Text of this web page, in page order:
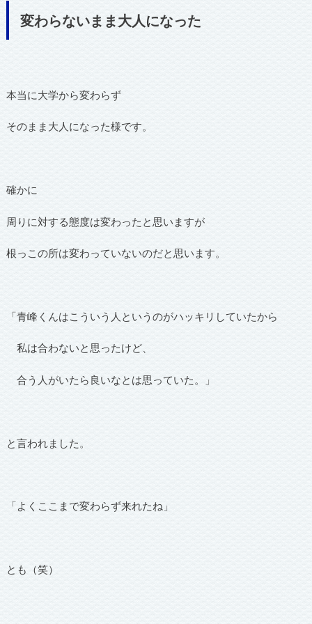
変わらないまま大人になった
本当に大学から変わらず
そのまま大人になった様です。
確かに
周りに対する態度は変わったと思いますが
根っこの所は変わっていないのだと思います。
「青峰くんはこういう人というのがハッキリしていたから
私は合わないと思ったけど、
合う人がいたら良いなとは思っていた。」
と言われました。
「よくここまで変わらず来れたね」
とも（笑）